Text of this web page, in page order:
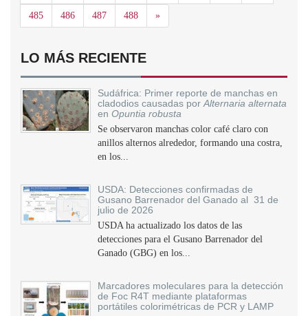
485 486 487 488 »Siguiente
LO MÁS RECIENTE
Sudáfrica: Primer reporte de manchas en
cladodios causadas por Alternaria alternata
en Opuntia robusta
Se observaron manchas color café claro con
anillos alternos alrededor, formando una costra,
en los...
USDA: Detecciones confirmadas de
Gusano Barrenador del Ganado al 31 de
julio de 2026
USDA ha actualizado los datos de las
detecciones para el Gusano Barrenador del
Ganado (GBG) en los...
Marcadores moleculares para la detección
de Foc R4T mediante plataformas
portátiles colorimétricas de PCR y LAMP